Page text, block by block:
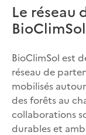
Le réseau
BioClimSol
BioClimSol est
réseau de
mobilisés
des forêts au
collaborations
durables et